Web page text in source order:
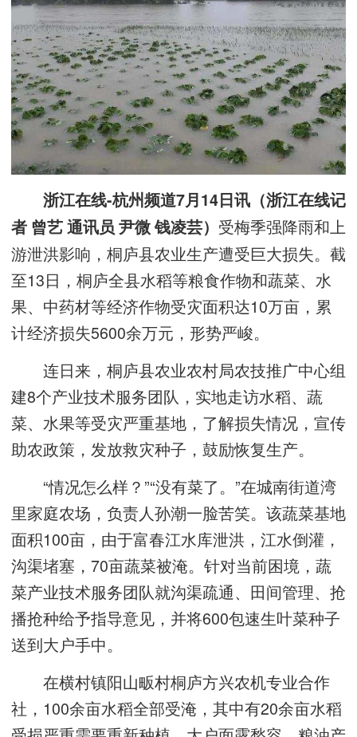
浙江在线-杭州频道7月14日讯（浙江在线记
者 曾艺 通讯员 尹微 钱凌芸） 受梅季强降雨和上
游泄洪影响，桐庐县农业生产遭受巨大损失。截
至13日，桐庐全县水稻等粮食作物和蔬菜、水
果、中药材等经济作物受灾面积达10万亩，累
计经济损失5600余万元，形势严峻。
连日来，桐庐县农业农村局农技推广中心组
建8个产业技术服务团队，实地走访水稻、蔬
菜、水果等受灾严重基地，了解损失情况，宣传
助农政策，发放救灾种子，鼓励恢复生产。
“情况怎么样？”“没有菜了。”在城南街道湾
里家庭农场，负责人孙潮一脸苦笑。该蔬菜基地
面积100亩，由于富春江水库泄洪，江水倒灌，
沟渠堵塞，70亩蔬菜被淹。针对当前困境，蔬
菜产业技术服务团队就沟渠疏通、田间管理、抢
播抢种给予指导意见，并将600包速生叶菜种子
送到大户手中。
在横村镇阳山畈村桐庐方兴农机专业合作
社，100余亩水稻全部受淹，其中有20余亩水稻